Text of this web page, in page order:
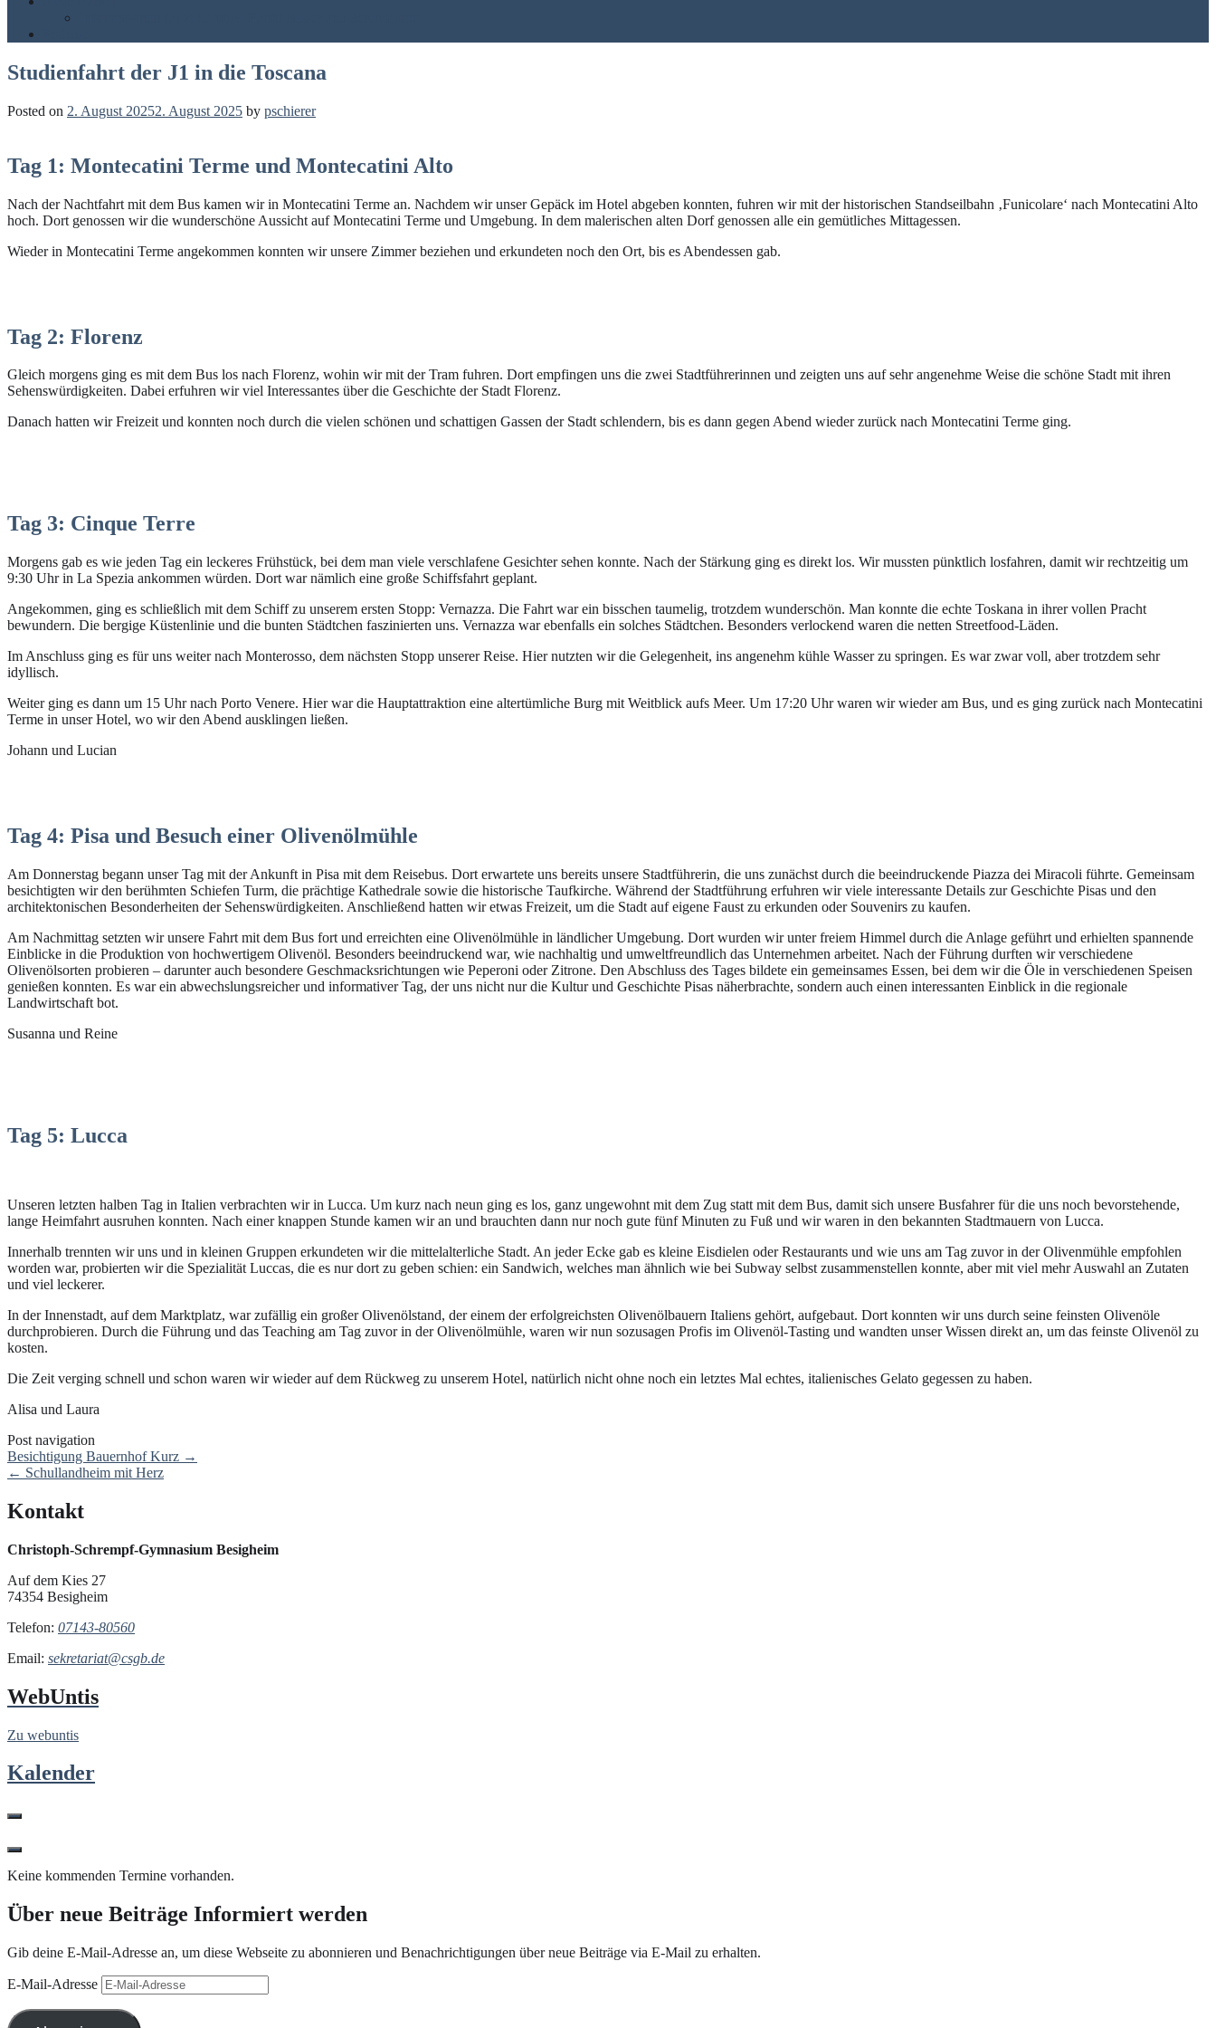
Studienfahrt der J1 in die Toscana
Posted on 2. August 20252. August 2025 by pschierer
Tag 1: Montecatini Terme und Montecatini Alto
Nach der Nachtfahrt mit dem Bus kamen wir in Montecatini Terme an. Nachdem wir unser Gepäck im Hotel abgeben konnten, fuhren wir mit der historischen Standseilbahn ‚Funicolare‘ nach Montecatini Alto
hoch. Dort genossen wir die wunderschöne Aussicht auf Montecatini Terme und Umgebung. In dem malerischen alten Dorf genossen alle ein gemütliches Mittagessen.
Wieder in Montecatini Terme angekommen konnten wir unsere Zimmer beziehen und erkundeten noch den Ort, bis es Abendessen gab.
Tag 2: Florenz
Gleich morgens ging es mit dem Bus los nach Florenz, wohin wir mit der Tram fuhren. Dort empfingen uns die zwei Stadtführerinnen und zeigten uns auf sehr angenehme Weise die schöne Stadt mit ihren
Sehenswürdigkeiten. Dabei erfuhren wir viel Interessantes über die Geschichte der Stadt Florenz.
Danach hatten wir Freizeit und konnten noch durch die vielen schönen und schattigen Gassen der Stadt schlendern, bis es dann gegen Abend wieder zurück nach Montecatini Terme ging.
Tag 3: Cinque Terre
Morgens gab es wie jeden Tag ein leckeres Frühstück, bei dem man viele verschlafene Gesichter sehen konnte. Nach der Stärkung ging es direkt los. Wir mussten pünktlich losfahren, damit wir rechtzeitig um
9:30 Uhr in La Spezia ankommen würden. Dort war nämlich eine große Schiffsfahrt geplant.
Angekommen, ging es schließlich mit dem Schiff zu unserem ersten Stopp: Vernazza. Die Fahrt war ein bisschen taumelig, trotzdem wunderschön. Man konnte die echte Toskana in ihrer vollen Pracht
bewundern. Die bergige Küstenlinie und die bunten Städtchen faszinierten uns. Vernazza war ebenfalls ein solches Städtchen. Besonders verlockend waren die netten Streetfood-Läden.
Im Anschluss ging es für uns weiter nach Monterosso, dem nächsten Stopp unserer Reise. Hier nutzten wir die Gelegenheit, ins angenehm kühle Wasser zu springen. Es war zwar voll, aber trotzdem sehr
idyllisch.
Weiter ging es dann um 15 Uhr nach Porto Venere. Hier war die Hauptattraktion eine altertümliche Burg mit Weitblick aufs Meer. Um 17:20 Uhr waren wir wieder am Bus, und es ging zurück nach Montecatini
Terme in unser Hotel, wo wir den Abend ausklingen ließen.
Johann und Lucian
Tag 4: Pisa und Besuch einer Olivenölmühle
Am Donnerstag begann unser Tag mit der Ankunft in Pisa mit dem Reisebus. Dort erwartete uns bereits unsere Stadtführerin, die uns zunächst durch die beeindruckende Piazza dei Miracoli führte. Gemeinsam
besichtigten wir den berühmten Schiefen Turm, die prächtige Kathedrale sowie die historische Taufkirche. Während der Stadtführung erfuhren wir viele interessante Details zur Geschichte Pisas und den
architektonischen Besonderheiten der Sehenswürdigkeiten. Anschließend hatten wir etwas Freizeit, um die Stadt auf eigene Faust zu erkunden oder Souvenirs zu kaufen.
Am Nachmittag setzten wir unsere Fahrt mit dem Bus fort und erreichten eine Olivenölmühle in ländlicher Umgebung. Dort wurden wir unter freiem Himmel durch die Anlage geführt und erhielten spannende
Einblicke in die Produktion von hochwertigem Olivenöl. Besonders beeindruckend war, wie nachhaltig und umweltfreundlich das Unternehmen arbeitet. Nach der Führung durften wir verschiedene
Olivenölsorten probieren – darunter auch besondere Geschmacksrichtungen wie Peperoni oder Zitrone. Den Abschluss des Tages bildete ein gemeinsames Essen, bei dem wir die Öle in verschiedenen Speisen
genießen konnten. Es war ein abwechslungsreicher und informativer Tag, der uns nicht nur die Kultur und Geschichte Pisas näherbrachte, sondern auch einen interessanten Einblick in die regionale
Landwirtschaft bot.
Susanna und Reine
Tag 5: Lucca
Unseren letzten halben Tag in Italien verbrachten wir in Lucca. Um kurz nach neun ging es los, ganz ungewohnt mit dem Zug statt mit dem Bus, damit sich unsere Busfahrer für die uns noch bevorstehende,
lange Heimfahrt ausruhen konnten. Nach einer knappen Stunde kamen wir an und brauchten dann nur noch gute fünf Minuten zu Fuß und wir waren in den bekannten Stadtmauern von Lucca.
Innerhalb trennten wir uns und in kleinen Gruppen erkundeten wir die mittelalterliche Stadt. An jeder Ecke gab es kleine Eisdielen oder Restaurants und wie uns am Tag zuvor in der Olivenmühle empfohlen
worden war, probierten wir die Spezialität Luccas, die es nur dort zu geben schien: ein Sandwich, welches man ähnlich wie bei Subway selbst zusammenstellen konnte, aber mit viel mehr Auswahl an Zutaten
und viel leckerer.
In der Innenstadt, auf dem Marktplatz, war zufällig ein großer Olivenölstand, der einem der erfolgreichsten Olivenölbauern Italiens gehört, aufgebaut. Dort konnten wir uns durch seine feinsten Olivenöle
durchprobieren. Durch die Führung und das Teaching am Tag zuvor in der Olivenölmühle, waren wir nun sozusagen Profis im Olivenöl-Tasting und wandten unser Wissen direkt an, um das feinste Olivenöl zu
kosten.
Die Zeit verging schnell und schon waren wir wieder auf dem Rückweg zu unserem Hotel, natürlich nicht ohne noch ein letztes Mal echtes, italienisches Gelato gegessen zu haben.
Alisa und Laura
Post navigation
Besichtigung Bauernhof Kurz →
← Schullandheim mit Herz
Kontakt
Christoph-Schrempf-Gymnasium Besigheim
Auf dem Kies 27
74354 Besigheim
Telefon: 07143-80560
Email: sekretariat@csgb.de
WebUntis
Zu webuntis
Kalender
Keine kommenden Termine vorhanden.
Über neue Beiträge Informiert werden
Gib deine E-Mail-Adresse an, um diese Webseite zu abonnieren und Benachrichtigungen über neue Beiträge via E-Mail zu erhalten.
E-Mail-Adresse